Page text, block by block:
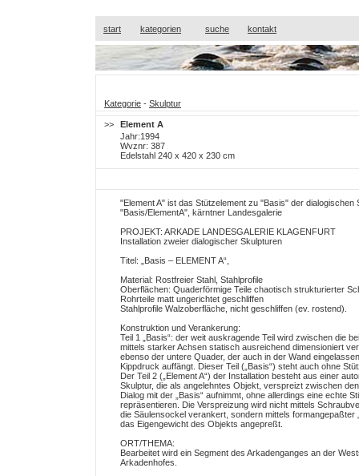
start kategorien suche kontakt
Kategorie - Skulptur
>>
Element A
Jahr:1994
Wvznr: 387
Edelstahl 240 x 420 x 230 cm
"Element A" ist das Stützelement zu "Basis" der dialogischen
"Basis/ElementA", kärntner Landesgalerie
PROJEKT: ARKADE LANDESGALERIE KLAGENFURT
Installation zweier dialogischer Skulpturen
Titel: „Basis – ELEMENT A“,
Material: Rostfreier Stahl, Stahlprofile
Oberflächen: Quaderförmige Teile chaotisch strukturierter
Rohrteile matt ungerichtet geschliffen
Stahlprofile Walzoberfläche, nicht geschliffen (ev. rostend).
Konstruktion und Verankerung:
Teil 1 „Basis“: der weit auskragende Teil wird zwischen die
mittels starker Achsen statisch ausreichend dimensioniert
ebenso der untere Quader, der auch in der Wand
Kippdruck auffängt. Dieser Teil („Basis“) steht auch ohne
Der Teil 2 („Element A“) der Installation besteht aus einer
Skulptur, die als angelehntes Objekt, verspreizt zwischen
Dialog mit der „Basis“ aufnimmt, ohne allerdings eine echte
repräsentieren. Die Verspreizung wird nicht mittels
die Säulensockel verankert, sondern mittels formangepaßter
das Eigengewicht des Objekts angepreßt.
ORT/THEMA:
Bearbeitet wird ein Segment des Arkadenganges an der
Arkadenhofes.